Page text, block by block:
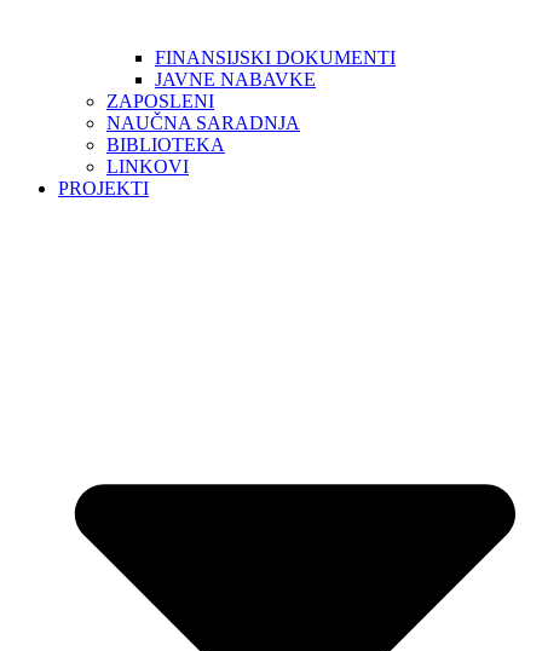
FINANSIJSKI DOKUMENTI
JAVNE NABAVKE
ZAPOSLENI
NAUČNA SARADNJA
BIBLIOTEKA
LINKOVI
PROJEKTI